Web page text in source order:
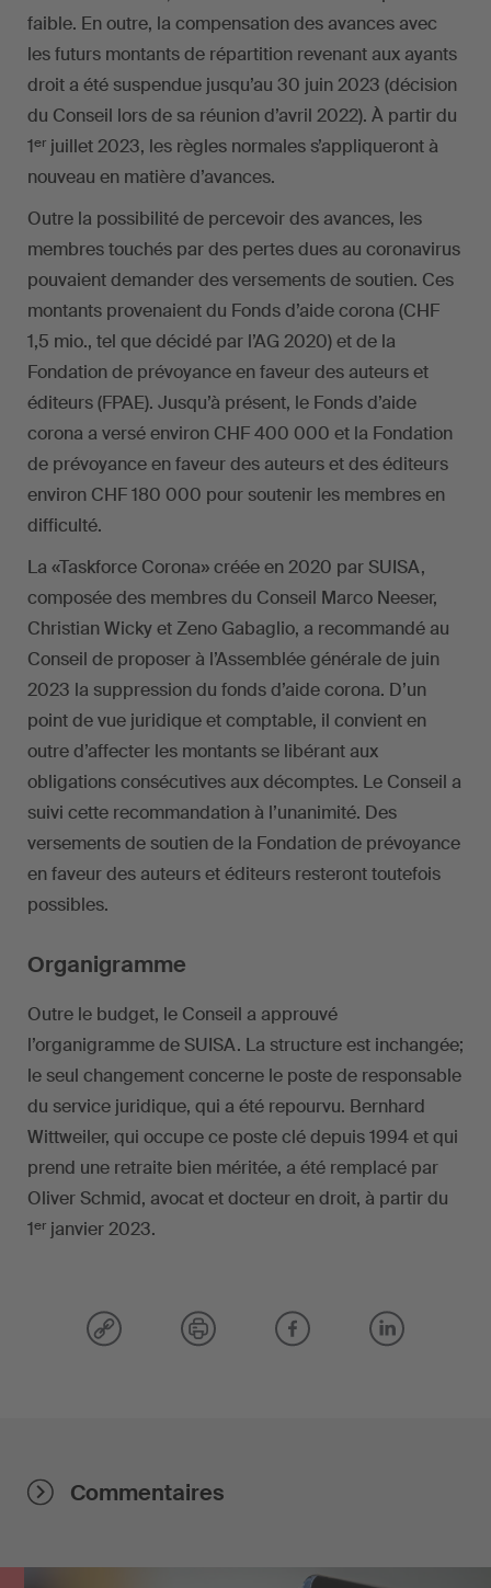
faible. En outre, la compensation des avances avec
les futurs montants de répartition revenant aux ayants
droit a été suspendue jusqu’au 30 juin 2023 (décision
du Conseil lors de sa réunion d’avril 2022). À partir du
1er juillet 2023, les règles normales s’appliqueront à
nouveau en matière d’avances.
Outre la possibilité de percevoir des avances, les
membres touchés par des pertes dues au coronavirus
pouvaient demander des versements de soutien. Ces
montants provenaient du Fonds d’aide corona (CHF
1,5 mio., tel que décidé par l’AG 2020) et de la
Fondation de prévoyance en faveur des auteurs et
éditeurs (FPAE). Jusqu’à présent, le Fonds d’aide
corona a versé environ CHF 400 000 et la Fondation
de prévoyance en faveur des auteurs et des éditeurs
environ CHF 180 000 pour soutenir les membres en
difficulté.
La «Taskforce Corona» créée en 2020 par SUISA,
composée des membres du Conseil Marco Neeser,
Christian Wicky et Zeno Gabaglio, a recommandé au
Conseil de proposer à l’Assemblée générale de juin
2023 la suppression du fonds d’aide corona. D’un
point de vue juridique et comptable, il convient en
outre d’affecter les montants se libérant aux
obligations consécutives aux décomptes. Le Conseil a
suivi cette recommandation à l’unanimité. Des
versements de soutien de la Fondation de prévoyance
en faveur des auteurs et éditeurs resteront toutefois
possibles.
Organigramme
Outre le budget, le Conseil a approuvé
l’organigramme de SUISA. La structure est inchangée;
le seul changement concerne le poste de responsable
du service juridique, qui a été repourvu. Bernhard
Wittweiler, qui occupe ce poste clé depuis 1994 et qui
prend une retraite bien méritée, a été remplacé par
Oliver Schmid, avocat et docteur en droit, à partir du
1er janvier 2023.
Commentaires